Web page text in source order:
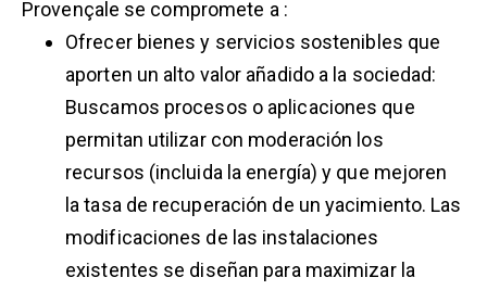
Provençale se compromete a :
Ofrecer bienes y servicios sostenibles que
aporten un alto valor añadido a la sociedad:
Buscamos procesos o aplicaciones que
permitan utilizar con moderación los
recursos (incluida la energía) y que mejoren
la tasa de recuperación de un yacimiento. Las
modificaciones de las instalaciones
existentes se diseñan para maximizar la